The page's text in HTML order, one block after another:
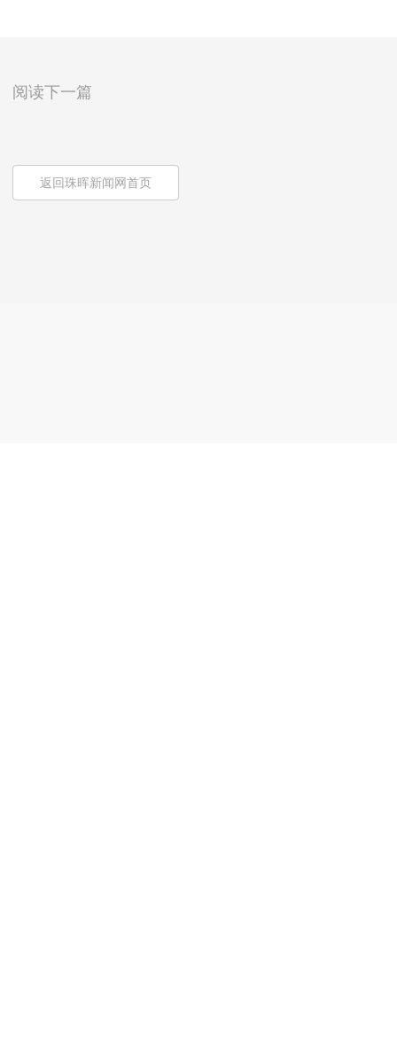
阅读下一篇
返回珠晖新闻网首页